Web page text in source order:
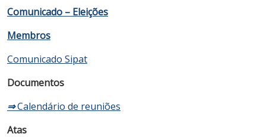
Comunicado – Eleições
Membros
Comunicado Sipat
Documentos
⇒Calendário de reuniões
Atas